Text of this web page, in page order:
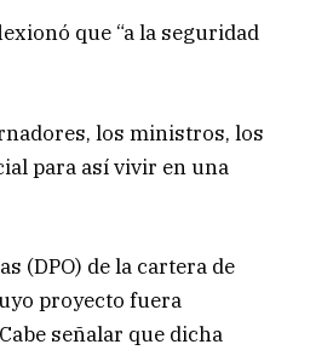
que “a la seguridad
los ministros, los
para así vivir en una
(DPO) de la cartera de
proyecto fuera
señalar que dicha